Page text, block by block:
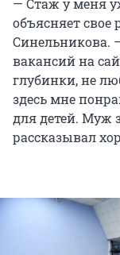
— Стаж у меня
объясняет свое
Синельникова.
вакансий на
глубинки, не
здесь мне
для детей. Муж
рассказывал